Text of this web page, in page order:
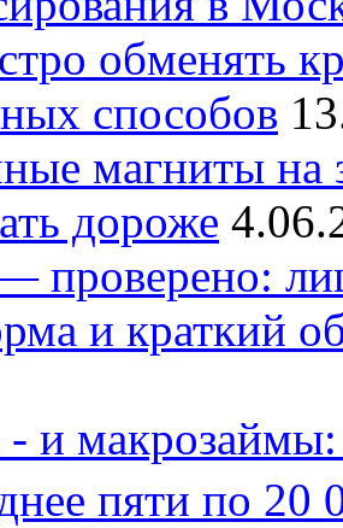
обменять
способов
магниты на
дороже
проверено:
и краткий
и макрозаймы:
пяти по 20